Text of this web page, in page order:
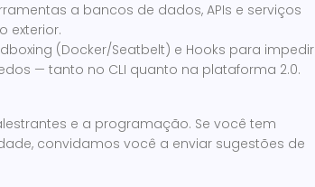
a bancos de dados, APIs e serviços
exterior.
(Docker/Seatbelt) e Hooks para impedir
— tanto no CLI quanto na plataforma 2.0.
e a programação. Se você tem
convidamos você a enviar sugestões de